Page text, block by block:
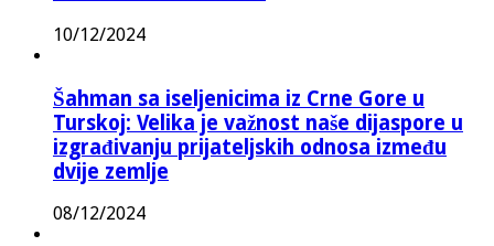
10/12/2024
Šahman sa iseljenicima iz Crne Gore u
Turskoj: Velika je važnost naše dijaspore u
izgrađivanju prijateljskih odnosa između
dvije zemlje
08/12/2024